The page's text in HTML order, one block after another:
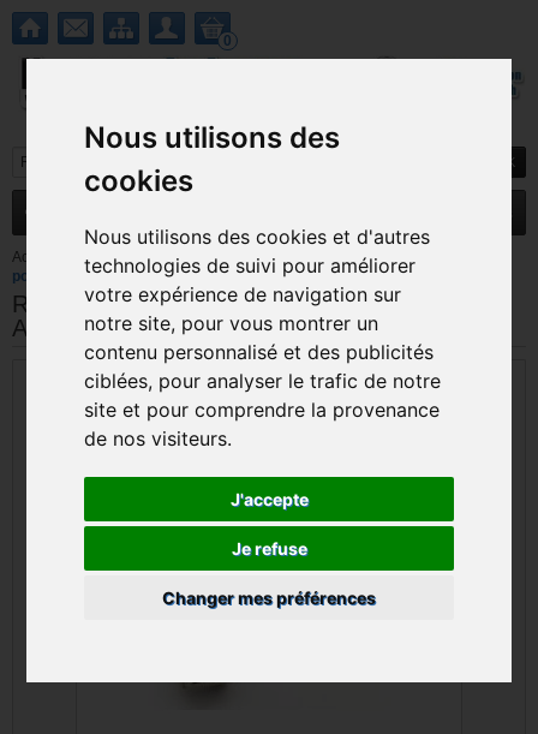
Nous utilisons des
cookies
Nous utilisons des cookies et d'autres
technologies de suivi pour améliorer
votre expérience de navigation sur
notre site, pour vous montrer un
contenu personnalisé et des publicités
ciblées, pour analyser le trafic de notre
site et pour comprendre la provenance
de nos visiteurs.
J'accepte
Je refuse
Changer mes préférences
0
Accueil Playstation 4 > Pièces détachées Ps4
Raccord Câble 4 pins
pour alimentation Ps4 ADP-240CR
Raccord Câble 4 pins pour alimentation Ps4
ADP-240CR